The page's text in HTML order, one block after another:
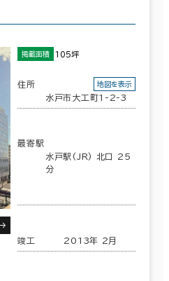
掲載面積 105坪
住所
水戸市大工町1-2-3
地図を表示
最寄駅
水戸駅(JR) 北口 25
分
竣工 2013年 2月